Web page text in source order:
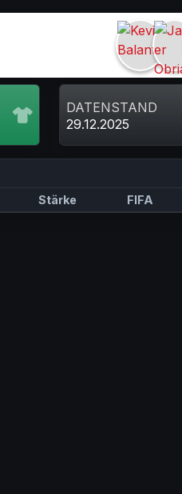
DATENSTAND
29.12.2025
Stärke FIFA